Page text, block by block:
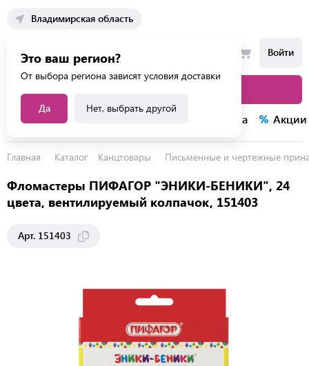
Владимирская область
Это ваш регион?
От выбора региона зависят условия доставки
Да Нет, выбрать другой
Войти
Каталог услуг Распродажа Акции
Главная Каталог Канцтовары Письменные и чертежные
Фломастеры ПИФАГОР "ЭНИКИ-БЕНИКИ", 24
цвета, вентилируемый колпачок, 151403
Арт. 151403